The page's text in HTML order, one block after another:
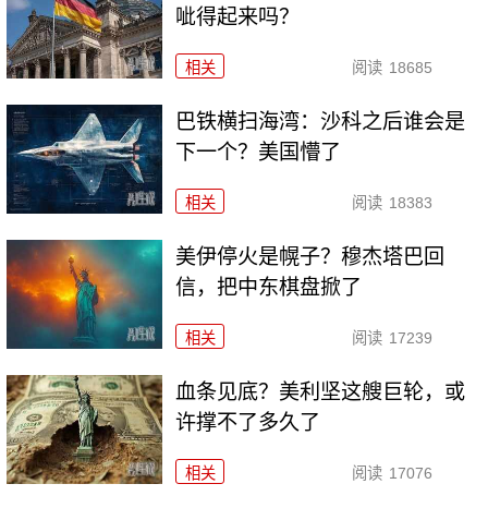
呲得起来吗？
相关 阅读 18685
巴铁横扫海湾：沙科之后谁会是
下一个？美国懵了
相关 阅读 18383
美伊停火是幌子？穆杰塔巴回
信，把中东棋盘掀了
相关 阅读 17239
血条见底？美利坚这艘巨轮，或
许撑不了多久了
相关 阅读 17076